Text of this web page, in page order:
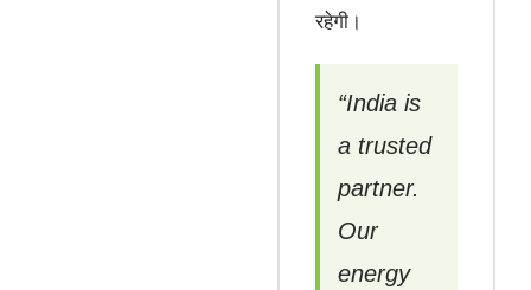
रहेगी।
“India is
a trusted
partner.
Our
energy